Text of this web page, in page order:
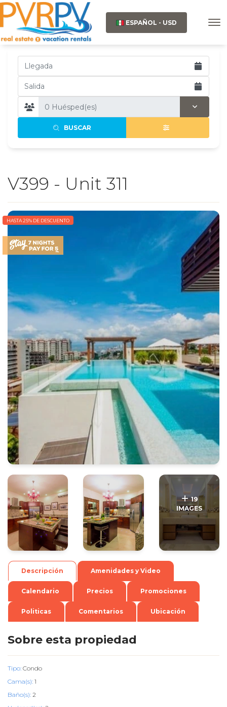
ESPAÑOL - USD
BUSCAR
V399 - Unit 311
HASTA 25% DE DESCUENTO
. .
19
IMAGES
Descripción Amenidades y Video
Calendario Precios Promociones
Politicas Comentarios Ubicación
Sobre esta propiedad
Tipo: Condo
Cama(s): 1
Baño(s): 2